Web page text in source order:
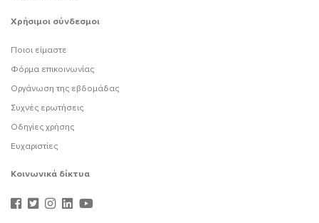
Χρήσιμοι σύνδεσμοι
Ποιοι είμαστε
Φόρμα επικοινωνίας
Οργάνωση της εβδομάδας
Συχνές ερωτήσεις
Οδηγίες χρήσης
Ευχαριστίες
Κοινωνικά δίκτυα